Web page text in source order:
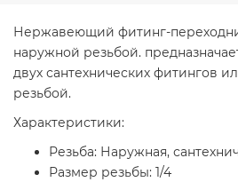
Нержавеющий фитинг-
наружной резьбой.
двух сантехнических фитингов
резьбой.
Характеристики:
Резьба: Наружная,
Размер резьбы: 1/4